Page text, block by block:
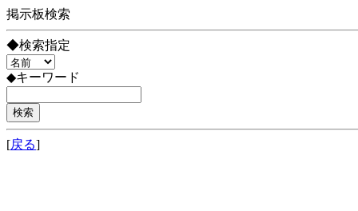
掲示板検索
◆検索指定
◆キーワード
[戻る]